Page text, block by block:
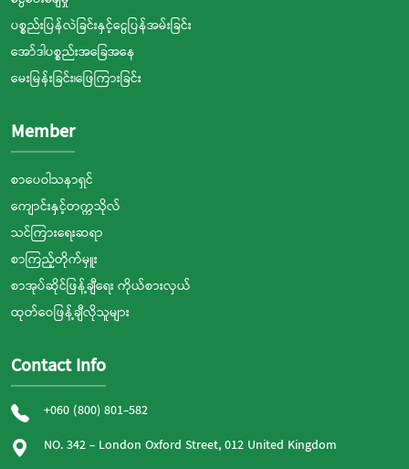
ပစ္စည်းပြန်လဲခြင်းနှင့်ငွေပြန်အမ်းခြင်း
အော်ဒါပစ္စည်းအခြေအနေ
မေးမြန်းခြင်း၊ဖြေကြားခြင်း
Member
စာပေဝါသနာရှင်
ကျောင်းနှင့်တက္ကသိုလ်
သင်ကြားရေးဆရာ
စာကြည့်တိုက်မှူး
စာအုပ်ဆိုင်ဖြန့်ချီရေး ကိုယ်စားလှယ်
ထုတ်ဝေဖြန့်ချီလိုသူများ
Contact Info
+060 (800) 801-582
NO. 342 - London Oxford Street, 012 United Kingdom